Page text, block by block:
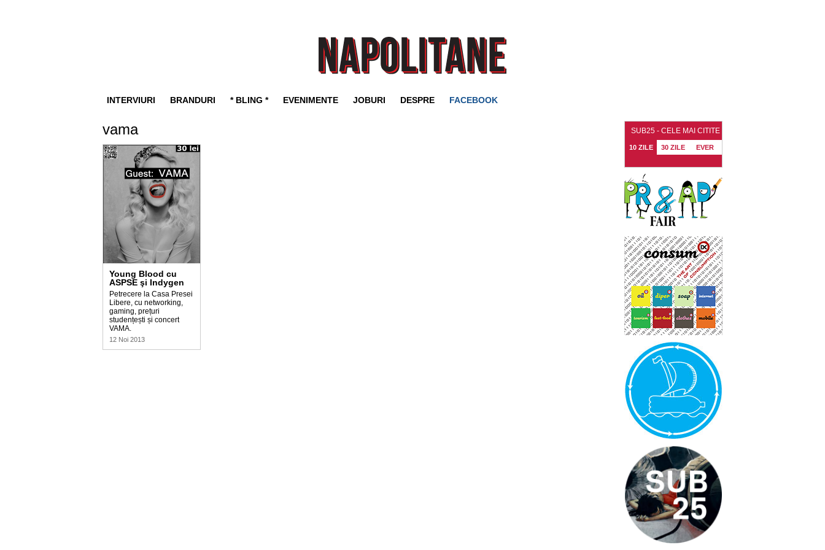
INTERVIURI BRANDURI * BLING * EVENIMENTE JOBURI DESPRE FACEBOOK
vama
Young Blood cu
ASPSE şi Indygen
Petrecere la Casa Presei
Libere, cu networking,
gaming, prețuri
studențești și concert
VAMA.
12 Noi 2013
SUB25 - CELE MAI CITITE
10 ZILE 30 ZILE EVER